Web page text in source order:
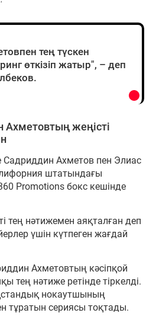
тең түскен
өткізіп жатыр", – деп
Ахметовтың жеңісті
Садриддин Ахметов пен Элиас
штатындағы
Promotions бокс кешінде
тең нәтижемен аяқталған деп
үшін күтпеген жағдай
Ахметовтың кәсіпқой
тең нәтиже ретінде тіркелді.
нокаутшының
тұратын сериясы тоқтады.